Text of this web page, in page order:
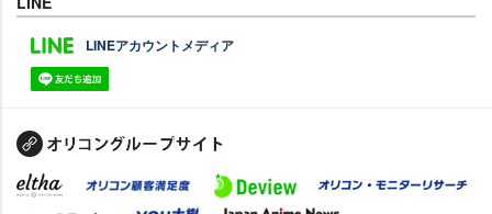
LINEアカウントメディア